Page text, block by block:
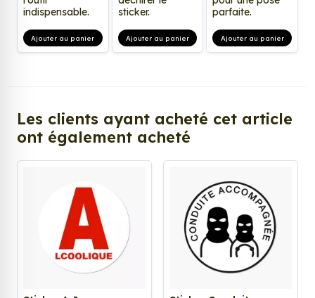
indispensable.
Ajouter au panier
sticker.
Ajouter au panier
parfaite.
Ajouter au panier
Les clients ayant acheté cet article
ont également acheté